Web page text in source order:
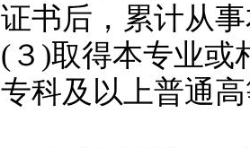
证书后，累计从
(３)取得本专业或
专科及以上普通